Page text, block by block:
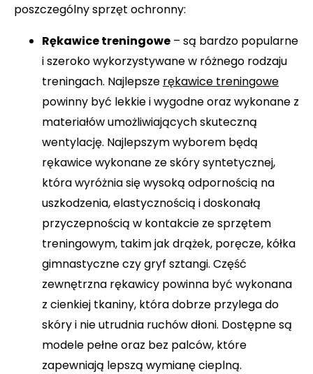
poszczególny sprzęt ochronny:
Rękawice treningowe – są bardzo popularne
i szeroko wykorzystywane w różnego rodzaju
treningach. Najlepsze rękawice treningowe
powinny być lekkie i wygodne oraz wykonane z
materiałów umożliwiających skuteczną
wentylację. Najlepszym wyborem będą
rękawice wykonane ze skóry syntetycznej,
która wyróżnia się wysoką odpornością na
uszkodzenia, elastycznością i doskonałą
przyczepnością w kontakcie ze sprzętem
treningowym, takim jak drążek, poręcze, kółka
gimnastyczne czy gryf sztangi. Część
zewnętrzna rękawicy powinna być wykonana
z cienkiej tkaniny, która dobrze przylega do
skóry i nie utrudnia ruchów dłoni. Dostępne są
modele pełne oraz bez palców, które
zapewniają lepszą wymianę cieplną.